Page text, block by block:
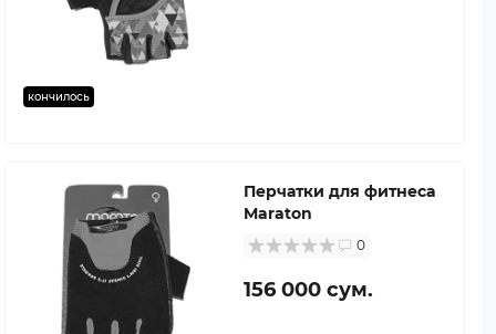
кончилось
Перчатки для фитнеса
Maraton
0
156 000 сум.